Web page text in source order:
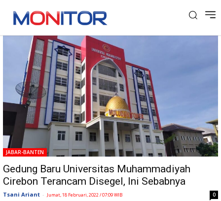
Tag: Muludan Tower
JABAR-BANTEN
Gedung Baru Universitas Muhammadiyah
Cirebon Terancam Disegel, Ini Sebabnya
Tsani Ariant - Jumat, 18 Februari, 2022 / 07:09 WIB 0